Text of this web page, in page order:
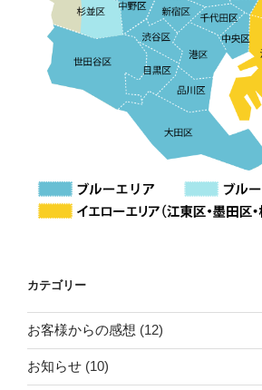
カテゴリー
お客様からの感想 (12)
お知らせ (10)